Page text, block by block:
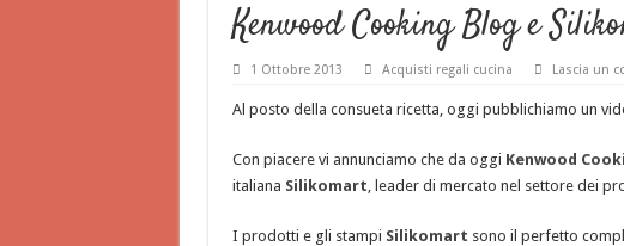
Kenwood Cooking Blog e
1 Ottobre 2013 Acquisti regali cucina Lascia un
Al posto della consueta ricetta, oggi pubblichiamo un
Con piacere vi annunciamo che da oggi Kenwood
italiana Silikomart , leader di mercato nel settore dei
I prodotti e gli stampi Silikomart sono il perfetto